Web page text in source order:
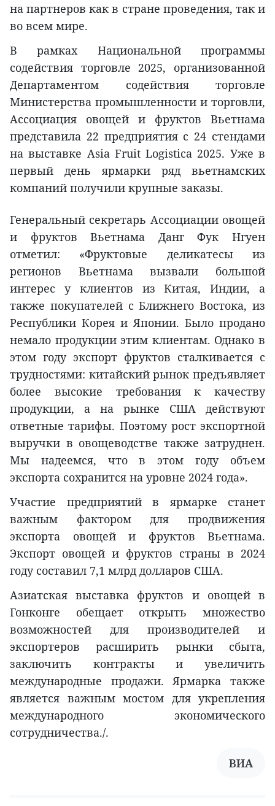
на партнеров как в стране проведения, так и
во всем мире.
В рамках Национальной программы
содействия торговле 2025, организованной
Департаментом содействия торговле
Министерства промышленности и торговли,
Ассоциация овощей и фруктов Вьетнама
представила 22 предприятия с 24 стендами
на выставке Asia Fruit Logistica 2025. Уже в
первый день ярмарки ряд вьетнамских
компаний получили крупные заказы.
Генеральный секретарь Ассоциации овощей
и фруктов Вьетнама Данг Фук Нгуен
отметил: «Фруктовые деликатесы из
регионов Вьетнама вызвали большой
интерес у клиентов из Китая, Индии, а
также покупателей с Ближнего Востока, из
Республики Корея и Японии. Было продано
немало продукции этим клиентам. Однако в
этом году экспорт фруктов сталкивается с
трудностями: китайский рынок предъявляет
более высокие требования к качеству
продукции, а на рынке США действуют
ответные тарифы. Поэтому рост экспортной
выручки в овощеводстве также затруднен.
Мы надеемся, что в этом году объем
экспорта сохранится на уровне 2024 года».
Участие предприятий в ярмарке станет
важным фактором для продвижения
экспорта овощей и фруктов Вьетнама.
Экспорт овощей и фруктов страны в 2024
году составил 7,1 млрд долларов США.
Азиатская выставка фруктов и овощей в
Гонконге обещает открыть множество
возможностей для производителей и
экспортеров расширить рынки сбыта,
заключить контракты и увеличить
международные продажи. Ярмарка также
является важным мостом для укрепления
международного экономического
сотрудничества./.
ВИА